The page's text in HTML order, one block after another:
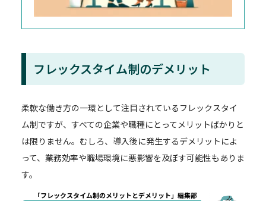
フレックスタイム制のデメリット
柔軟な働き方の一環として注目されているフレックスタイ
ム制ですが、すべての企業や職種にとってメリットばかりと
は限りません。むしろ、導入後に発生するデメリットによ
って、業務効率や職場環境に悪影響を及ぼす可能性もありま
す。
「フレックスタイム制のメリットとデメリット」編集部